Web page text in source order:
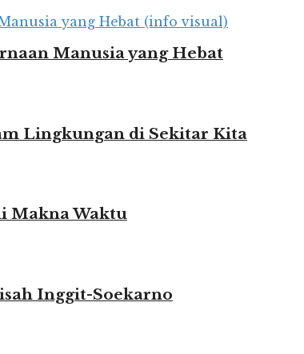
Manusia yang Hebat
Lingkungan di Sekitar Kita
Makna Waktu
Inggit-Soekarno